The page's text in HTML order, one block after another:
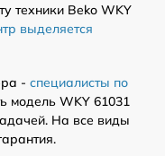
техники Beko WKY
выделяется
- специалисты по
модель WKY 61031
На все виды